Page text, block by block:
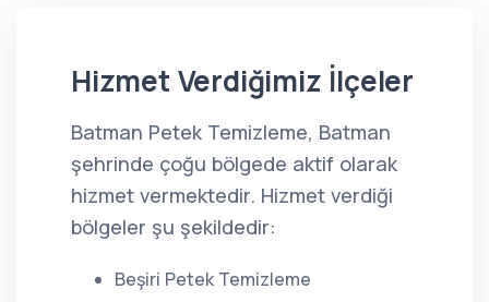
Hizmet Verdiğimiz İlçeler
Batman Petek Temizleme, Batman
şehrinde çoğu bölgede aktif olarak
hizmet vermektedir. Hizmet verdiği
bölgeler şu şekildedir:
Beşiri Petek Temizleme